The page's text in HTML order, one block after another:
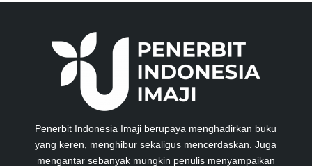
Penerbit Indonesia Imaji berupaya menghadirkan buku
yang keren, menghibur sekaligus mencerdaskan. Juga
mengantar sebanyak mungkin penulis menyampaikan